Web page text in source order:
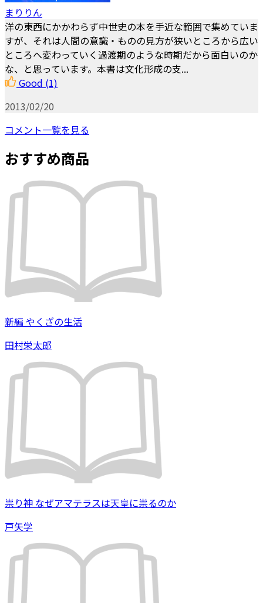
まりりん
洋の東西にかかわらず中世史の本を手近な範囲で集めていま
すが、それは人間の意識・ものの見方が狭いところから広い
ところへ変わっていく過渡期のような時期だから面白いのか
な、と思っています。本書は文化形成の支...
Good (1)
2013/02/20
コメント一覧を見る
おすすめ商品
新編 やくざの生活
田村栄太郎
祟り神 なぜアマテラスは天皇に祟るのか
戸矢学